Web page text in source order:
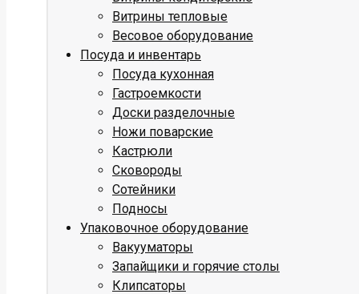
Витрины тепловые
Весовое оборудование
Посуда и инвентарь
Посуда кухонная
Гастроемкости
Доски разделочные
Ножи поварские
Кастрюли
Сковороды
Сотейники
Подносы
Упаковочное оборудование
Вакууматоры
Запайщики и горячие столы
Клипсаторы